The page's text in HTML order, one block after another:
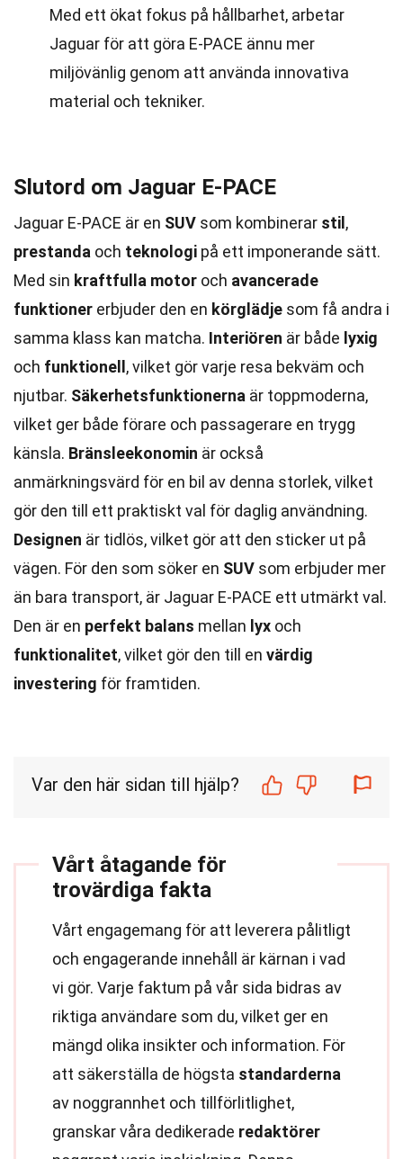
Med ett ökat fokus på hållbarhet, arbetar
Jaguar för att göra E-PACE ännu mer
miljövänlig genom att använda innovativa
material och tekniker.
Slutord om Jaguar E-PACE
Jaguar E-PACE är en SUV som kombinerar stil ,
prestanda och teknologi på ett imponerande sätt.
Med sin kraftfulla motor och avancerade
funktioner erbjuder den en körglädje som få andra i
samma klass kan matcha. Interiören är både lyxig
och funktionell , vilket gör varje resa bekväm och
njutbar. Säkerhetsfunktionerna är toppmoderna,
vilket ger både förare och passagerare en trygg
känsla. Bränsleekonomin är också
anmärkningsvärd för en bil av denna storlek, vilket
gör den till ett praktiskt val för daglig användning.
Designen är tidlös, vilket gör att den sticker ut på
vägen. För den som söker en SUV som erbjuder mer
än bara transport, är Jaguar E-PACE ett utmärkt val.
Den är en perfekt balans mellan lyx och
funktionalitet, vilket gör den till en värdig
investering för framtiden.
Var den här sidan till hjälp?
Vårt åtagande för
trovärdiga fakta
Vårt engagemang för att leverera pålitligt
och engagerande innehåll är kärnan i vad
vi gör. Varje faktum på vår sida bidras av
riktiga användare som du, vilket ger en
mängd olika insikter och information. För
att säkerställa de högsta standarderna
av noggrannhet och tillförlitlighet,
granskar våra dedikerade redaktörer